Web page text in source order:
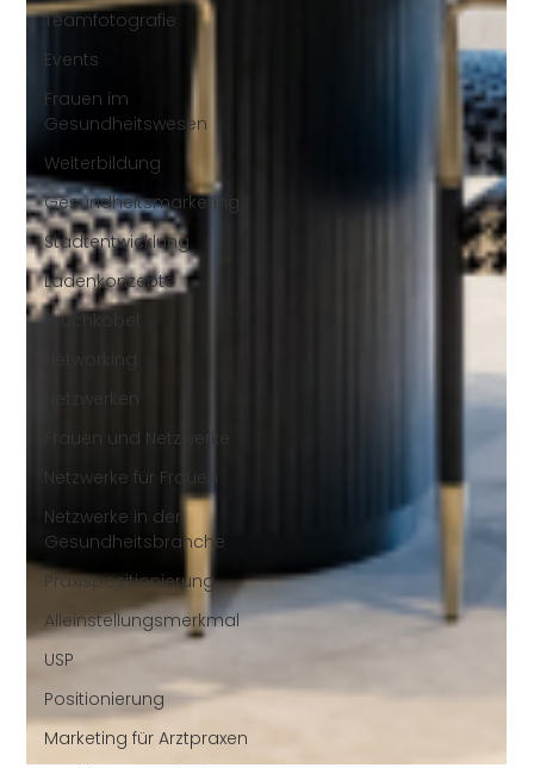
Teamfotografie
Events
Frauen im
Gesundheitswesen
Weiterbildung
Gesundheitsmarketing
Stadtentwicklung
Ladenkonzepte
Bruchköbel
Networking
Netzwerken
Frauen und Netzwerke
Netzwerke für Frauen
Netzwerke in der
Gesundheitsbranche
Praxispositionierung
Alleinstellungsmerkmal
USP
Positionierung
Marketing für Arztpraxen